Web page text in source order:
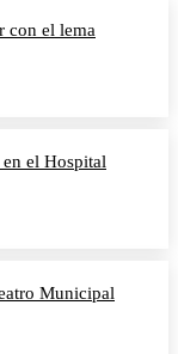
con el lema
el Hospital
Municipal